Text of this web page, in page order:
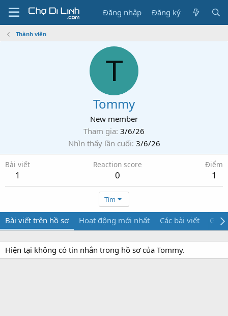
Đăng nhập Đăng ký
Thành viên
T
Tommy
New member
Tham gia 3/6/26
Nhìn thấy lần cuối 3/6/26
Bài viết
1
Reaction score
0
Điểm
1
Tìm
Bài viết trên hồ sơ Hoạt động mới nhất Các bài viết Giới
Hiện tại không có tin nhắn trong hồ sơ của Tommy.